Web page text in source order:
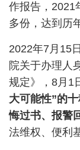
作报告， 2021
多份，达到历
2022年7 月 15
院关于办理人
规定》， 8月 1
大可能性”的
悔过书、报警
法维权、便利